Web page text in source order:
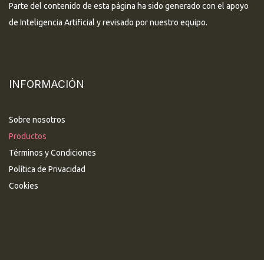
Parte del contenido de esta página ha sido generado con el apoyo
de Inteligencia Artificial y revisado por nuestro equipo.
INFORMACIÓN
Sobre nosotros
Productos
Términos y Condiciones
Política de Privacidad
Cookies